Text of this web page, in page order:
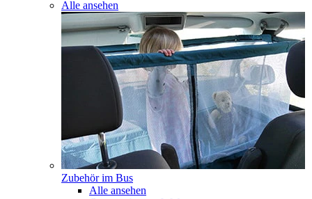
Alle ansehen
Zubehör im Bus
Alle ansehen